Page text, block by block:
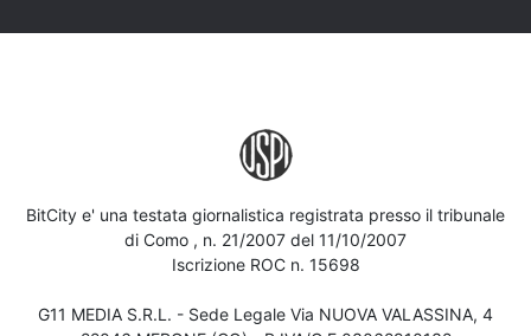
BitCity e' una testata giornalistica registrata presso il tribunale
di Como , n. 21/2007 del 11/10/2007
Iscrizione ROC n. 15698
G11 MEDIA S.R.L. - Sede Legale Via NUOVA VALASSINA, 4